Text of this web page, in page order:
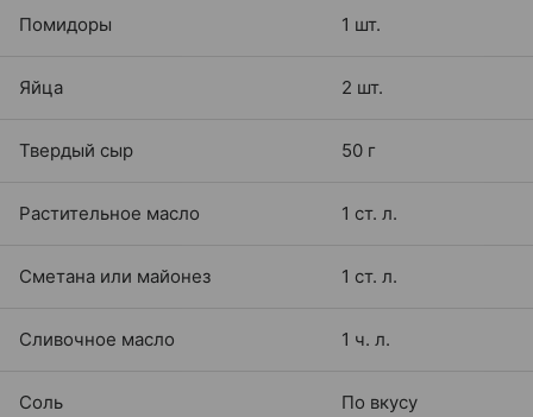
Помидоры 1 шт.
Яйца 2 шт.
Твердый сыр 50 г
Растительное масло 1 ст. л.
Сметана или майонез 1 ст. л.
Сливочное масло 1 ч. л.
Соль По вкусу